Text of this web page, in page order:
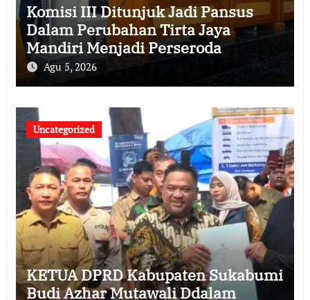
Komisi III Ditunjuk Jadi Pansus
Dalam Perubahan Tirta Jaya
Mandiri Menjadi Perseroda
Agu 5, 2026
Uncategorized
KETUA DPRD Kabupaten Sukabumi
Budi Azhar Mutawali Ddalam